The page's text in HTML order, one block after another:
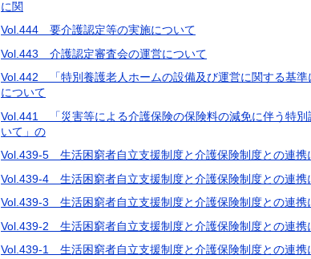
に関
Vol.444 要介護認定等の実施について
Vol.443 介護認定審査会の運営について
Vol.442 「特別養護老人ホームの設備及び運営に関する基準
について
Vol.441 「災害等による介護保険の保険料の減免に伴う特別
いて」の
Vol.439-5 生活困窮者自立支援制度と介護保険制度との連携
Vol.439-4 生活困窮者自立支援制度と介護保険制度との連携
Vol.439-3 生活困窮者自立支援制度と介護保険制度との連携
Vol.439-2 生活困窮者自立支援制度と介護保険制度との連携
Vol.439-1 生活困窮者自立支援制度と介護保険制度との連携